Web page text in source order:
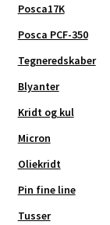
Posca17K
Posca PCF-350
Tegneredskaber
Blyanter
Kridt og kul
Micron
Oliekridt
Pin fine line
Tusser